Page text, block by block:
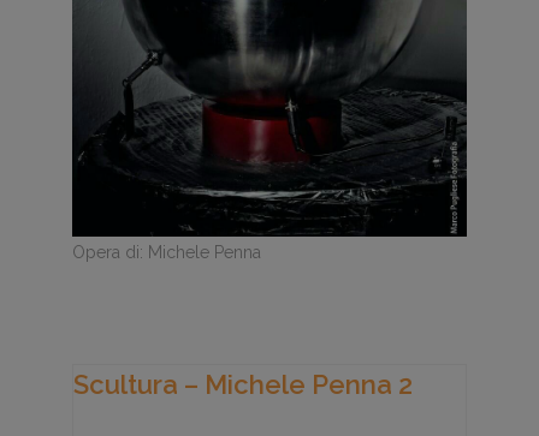
Opera di: Michele Penna
Scultura – Michele Penna 2